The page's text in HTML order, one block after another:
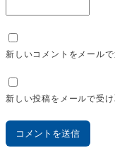
新しいコメントをメールで
新しい投稿をメールで受け